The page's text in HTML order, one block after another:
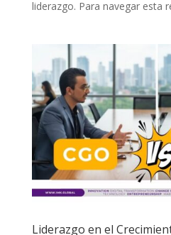
liderazgo. Para navegar esta
Liderazgo en el